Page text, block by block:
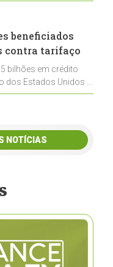
beneficiados
contra tarifaço
bilhões em crédito
Estados Unidos e
NOTÍCIAS